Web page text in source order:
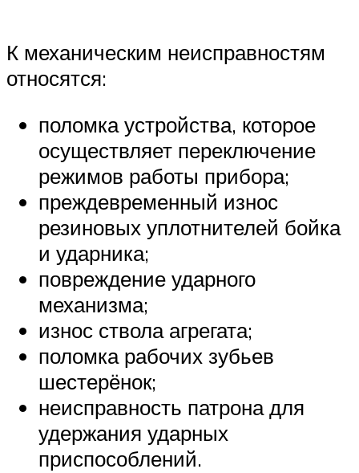
К механическим неисправностям
относятся:
поломка устройства, которое
осуществляет переключение
режимов работы прибора;
преждевременный износ
резиновых уплотнителей бойка
и ударника;
повреждение ударного
механизма;
износ ствола агрегата;
поломка рабочих зубьев
шестерёнок;
неисправность патрона для
удержания ударных
приспособлений.